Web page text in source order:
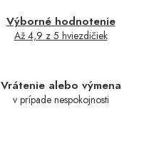
Výborné hodnotenie
Až 4,9 z 5 hviezdičiek
Vrátenie alebo výmena
v prípade nespokojnosti